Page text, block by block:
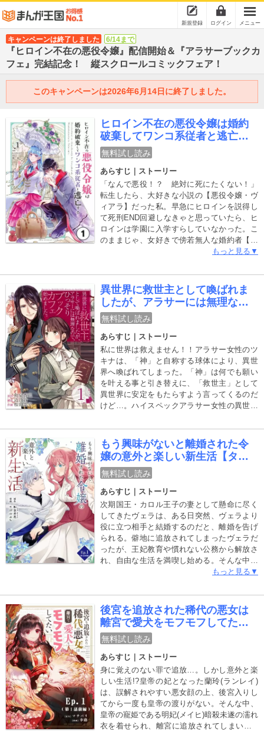
新規登録 ログイン メニュー
キャンペーンは終了しました 6/14まで
『ヒロイン不在の悪役令嬢』配信開始＆『アラサーブックカ
フェ』完結記念！ 縦スクロールコミックフェア！
このキャンペーンは2026年6月14日に終了しました。
ヒロイン不在の悪役令嬢は婚約
破棄してワンコ系従者と逃亡す
る【タテ読み】
無料試し読み
あらすじ｜ストーリー
「なんで悪役！？ 絶対に死にたくない！」
転生したら、大好きな小説の【悪役令嬢・ヴ
ィアラ】だった私。早急にヒロインを説得し
て死刑END回避しなきゃと思っていたら、ヒ
ロインは学園に入学すらしていなかった。こ
のままじゃ、女好きで傍若無人な婚約者【王
子】との結婚へ一直線！？そんなのイヤーー
よ！そんな時、いつもそばで守ってくれる
【従者・シド】が「俺が何とかします」っ
て、それは忠義？それとも愛？シドと一緒
に、ここじゃないどこかで、絶対幸せになっ
てやる！お嬢×従者の、禁断の？ドタバタ？逃
もっと見る▼
異世界に救世主として喚ばれま
したが、アラサーには無理なの
で、ひっそりブックカフェ始め
ました。【タテ読み】
無料試し読み
あらすじ｜ストーリー
私に世界は救えません！！アラサー女性のツ
キナは、「神」と自称する球体により、異世
界へ喚ばれてしまった。「神」は何でも願い
を叶える事と引き替えに、「救世主」として
異世界に安定をもたらすよう言ってくるのだ
けど…。ハイスペックアラサー女性の異世界
もう興味がないと離婚された令
嬢の意外と楽しい新生活【タテ
読み】
無料試し読み
あらすじ｜ストーリー
次期国王・カロル王子の妻として懸命に尽く
してきたヴェラは、ある日突然、ヴェラより
役に立つ相手と結婚するのだと、離婚を告げ
られる。僻地に追放されてしまったヴェラだ
ったが、王妃教育や慣れない公務から解放さ
れ、自由な生活を満喫し始める。そんな中、
任務でヴェラの屋敷を訪れた、元王子のアラ
何もかもを無くした令嬢が、秘めた能力で新
たな居場所を築く、逆転ラブファンタジー。
もっと見る▼
後宮を追放された稀代の悪女は
離宮で愛犬をモフモフしてたい
【タテ読み】
無料試し読み
あらすじ｜ストーリー
身に覚えのない罪で追放…。しかし意外と楽
しい生活!?皇帝の妃となった蘭玲(ランレイ)
は、誤解されやすい悪女顔の上、後宮入りし
てから一度も皇帝の渡りがない。そんな中、
皇帝の寵姫である明妃(メイヒ)暗殺未遂の濡れ
衣を着せられ、離宮に追放されてしまい…!?